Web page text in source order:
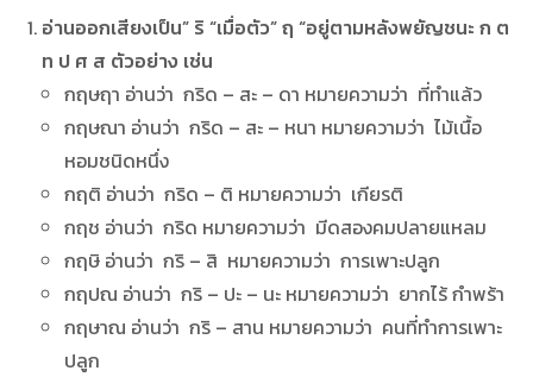
อ่านออกเสียงเป็น” ริ “เมื่อตัว” ฤ “อยู่ตามหลังพยัญชนะ ก ต
ท ป ศ ส ตัวอย่าง เช่น
กฤษฤา อ่านว่า กริด – สะ – ดา หมายความว่า ที่ทำแล้ว
กฤษณา อ่านว่า กริด – สะ – หนา หมายความว่า ไม้เนื้อ
หอมชนิดหนึ่ง
กฤติ อ่านว่า กริด – ติ หมายความว่า เกียรติ
กฤช อ่านว่า กริด หมายความว่า มีดสองคมปลายแหลม
กฤษิ อ่านว่า กริ – สิ หมายความว่า การเพาะปลูก
กฤปณ อ่านว่า กริ – ปะ – นะ หมายความว่า ยากไร้ กำพร้า
กฤษาณ อ่านว่า กริ – สาน หมายความว่า คนที่ทำการเพาะ
ปลูก